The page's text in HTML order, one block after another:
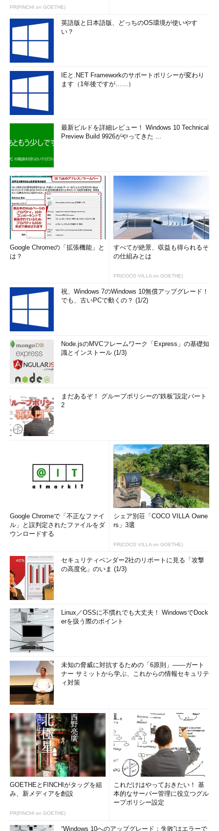
PR(FINCHI on GOETHE)
英語版と日本語版、どっちのOS環境が使いやす
い？
IEと.NET Frameworkのサポートポリシーが変わり
ます（1年後ですが……）
最新ビルドを詳細レビュー！ Windows 10 Technical
Preview Build 9926がやってきた ...
Google Chromeの「拡張機能」と
は？
すべてが絶景、収益も得られるそ
の仕組みとは
PR(COCO VILLA on GOETHE)
祝、Windows 7のWindows 10無償アップグレード！
でも、古いPCで動くの？ (1/2)
Node.jsのMVCフレームワーク「Express」の基礎知
識とインストール (1/3)
まだあるぞ！ グループポリシーの“鉄板”設定パート
2
Google Chromeで「不正なファイ
ル」と誤判定されたファイルをダ
ウンロードする
シェア別荘「COCO VILLA Owne
rs」3選
PR(COCO VILLA on GOETHE)
セキュリティベンダー2社のリポートに見る「攻撃
の高度化」のいま (1/3)
Linux／OSSに不慣れでも大丈夫！ WindowsでDock
erを扱う際のポイント
未知の脅威に対抗するための「6原則」――ガート
ナー サミットから学ぶ、これからの情報セキュリテ
ィ対策
GOETHEとFINCHIがタッグを組
み、新メディアを創設
PR(FINCHI on GOETHE)
これだけはやっておきたい！ 基
本的なサーバー管理に役立つグル
ープポリシー設定
“Windows 10へのアップグレード：失敗”はエラーで